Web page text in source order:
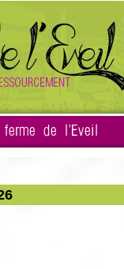
ferme de l'Eveil